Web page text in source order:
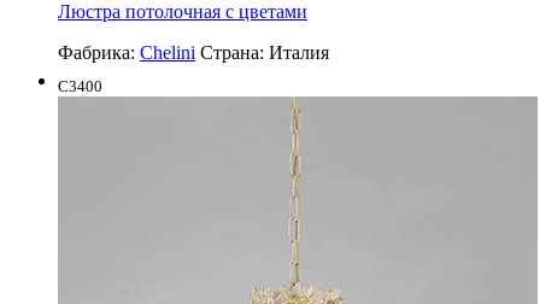
Люстра потолочная с цветами
Фабрика: Chelini Страна: Италия
C3400